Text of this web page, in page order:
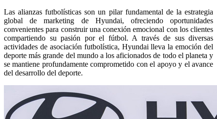
Las alianzas futbolísticas son un pilar fundamental de la estrategia
global de marketing de Hyundai, ofreciendo oportunidades
convenientes para construir una conexión emocional con los clientes
compartiendo su pasión por el fútbol. A través de sus diversas
actividades de asociación futbolística, Hyundai lleva la emoción del
deporte más grande del mundo a los aficionados de todo el planeta y
se mantiene profundamente comprometido con el apoyo y el avance
del desarrollo del deporte.